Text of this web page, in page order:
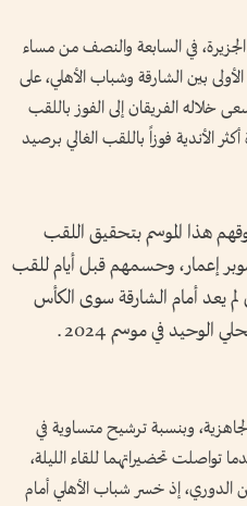
في السابعة والنصف من مساء
الأولى بين الشارقة وشباب الأهلي، على
الفريقان إلى الفوز باللقب
الأندية فوزاً باللقب الغالي برصيد
هذا الموسم بتحقيق اللقب
إعمار، وحسمهم قبل أيام للقب
يعد أمام الشارقة سوى الكأس
الغالية للقتال عليها لتحقيق لقبه المحلي الوحيد في موسم 2024 ـ
وبنسبة ترشيح متساوية في
تواصلت تحضيراتهما للقاء الليلة،
مباراتيهما في الجولة 23 من الدوري، إذ خسر شباب الأهلي أمام